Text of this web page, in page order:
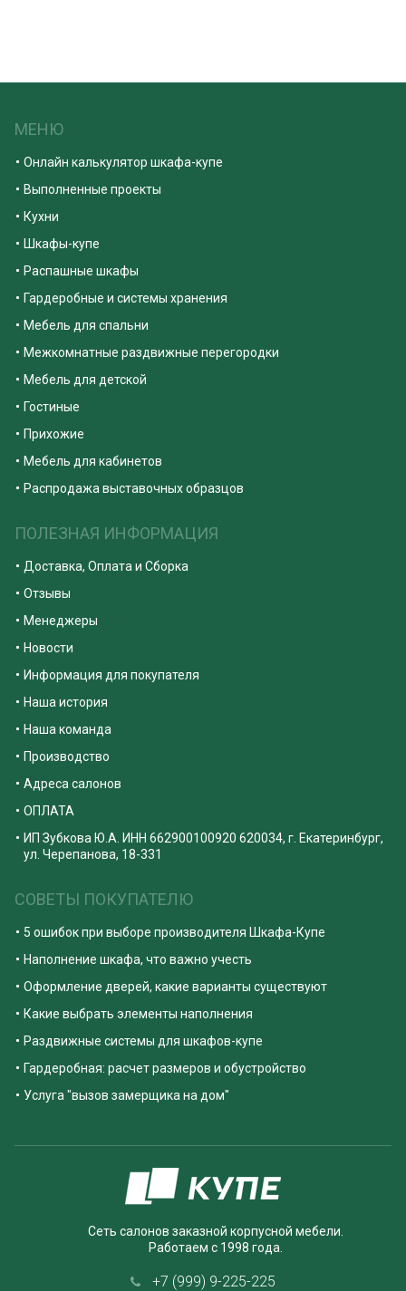
МЕНЮ
Онлайн калькулятор шкафа-купе
Выполненные проекты
Кухни
Шкафы-купе
Распашные шкафы
Гардеробные и системы хранения
Мебель для спальни
Межкомнатные раздвижные перегородки
Мебель для детской
Гостиные
Прихожие
Мебель для кабинетов
Распродажа выставочных образцов
ПОЛЕЗНАЯ ИНФОРМАЦИЯ
Доставка, Оплата и Сборка
Отзывы
Менеджеры
Новости
Информация для покупателя
Наша история
Наша команда
Производство
Адреса салонов
ОПЛАТА
ИП Зубкова Ю.А. ИНН 662900100920 620034, г. Екатеринбург,
ул. Черепанова, 18-331
СОВЕТЫ ПОКУПАТЕЛЮ
5 ошибок при выборе производителя Шкафа-Купе
Наполнение шкафа, что важно учесть
Оформление дверей, какие варианты существуют
Какие выбрать элементы наполнения
Раздвижные системы для шкафов-купе
Гардеробная: расчет размеров и обустройство
Услуга "вызов замерщика на дом"
Сеть салонов заказной корпусной мебели.
Работаем с 1998 года.
+7 (999) 9-225-225